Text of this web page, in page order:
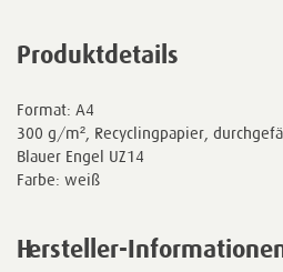
Produktdetails
Format: A4
300 g/m², Recyclingpapier,
Blauer Engel UZ14
Farbe: weiß
Hersteller-